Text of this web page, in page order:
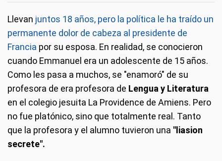
Llevan juntos 18 años, pero la política le ha traído un
permanente dolor de cabeza al presidente de
Francia por su esposa. En realidad, se conocieron
cuando Emmanuel era un adolescente de 15 años.
Como les pasa a muchos, se "enamoró" de su
profesora de era profesora de Lengua y Literatura
en el colegio jesuita La Providence de Amiens. Pero
no fue platónico, sino que totalmente real. Tanto
que la profesora y el alumno tuvieron una "liasion
secrete".